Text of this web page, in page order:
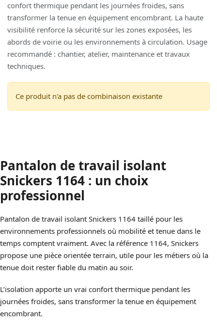
confort thermique pendant les journées froides, sans
transformer la tenue en équipement encombrant. La haute
visibilité renforce la sécurité sur les zones exposées, les
abords de voirie ou les environnements à circulation. Usage
recommandé : chantier, atelier, maintenance et travaux
techniques.
Ce produit n'a pas de combinaison existante
Pantalon de travail isolant
Snickers 1164 : un choix
professionnel
Pantalon de travail isolant Snickers 1164 taillé pour les
environnements professionnels où mobilité et tenue dans le
temps comptent vraiment. Avec la référence 1164, Snickers
propose une pièce orientée terrain, utile pour les métiers où la
tenue doit rester fiable du matin au soir.
L’isolation apporte un vrai confort thermique pendant les
journées froides, sans transformer la tenue en équipement
encombrant.